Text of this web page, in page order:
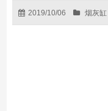
2019/10/06 烟灰缸